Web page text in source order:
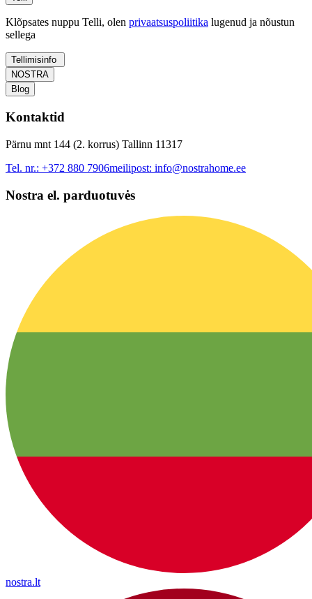
Klõpsates nuppu Telli, olen privaatsuspoliitika lugenud ja nõustun
sellega
Tellimisinfo
NOSTRA
Blog
Kontaktid
Pärnu mnt 144 (2. korrus) Tallinn 11317
Tel. nr.: +372 880 7906meilipost: info@nostrahome.ee
Nostra el. parduotuvės
nostra.lt